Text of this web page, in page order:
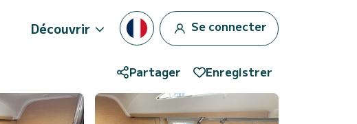
Découvrir Se connecter
Partager Enregistrer